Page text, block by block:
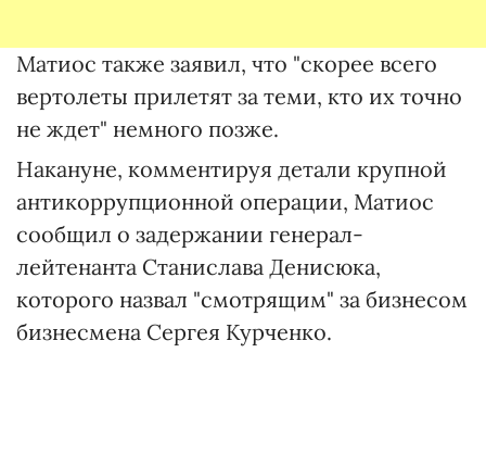
Матиос также заявил, что "скорее всего
вертолеты прилетят за теми, кто их точно
не ждет" немного позже.
Накануне, комментируя детали крупной
антикоррупционной операции, Матиос
сообщил о задержании генерал-
лейтенанта Станислава Денисюка,
которого назвал "смотрящим" за бизнесом
бизнесмена Сергея Курченко.